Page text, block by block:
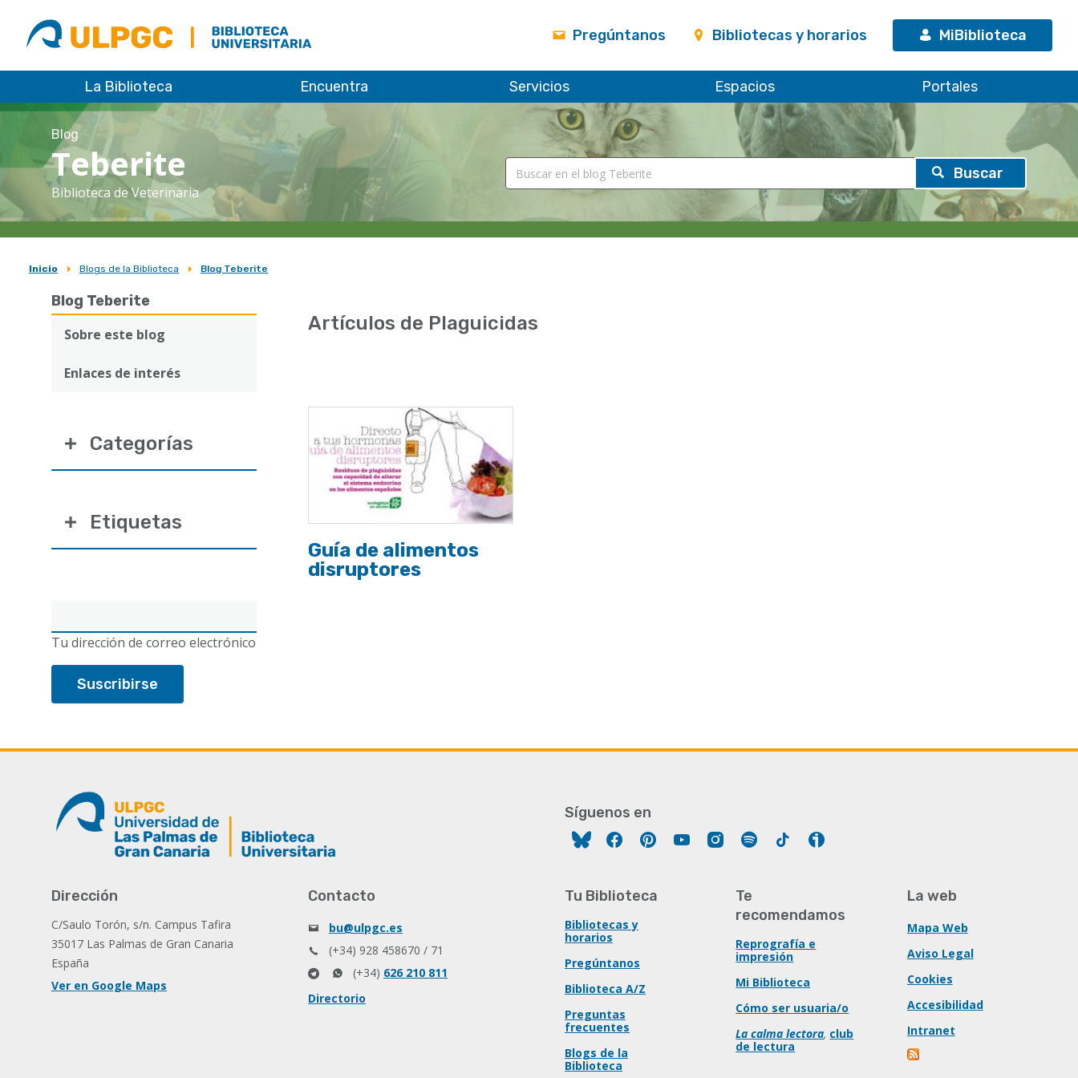
ULPGC
Biblioteca
ULPGC
Pregúntanos Bibliotecas y horarios MiBiblioteca
La Biblioteca Encuentra Servicios Espacios Portales
Blog
Teberite
Biblioteca de Veterinaria
Sobrescribir
enlaces
ayuda
navegación
Inicio Blogs de la Biblioteca Blog Teberite
Blog Teberite
Sobre este blog
Enlaces de interés
electrónico
Tu dirección de correo electrónico
Categorías
Etiquetas
Artículos de Plaguicidas
Guía de alimentos
disruptores
Síguenos en
FacebookPinterestYouTubeInstagram
Spotify Tiktok
Dirección
C/Saulo Torón, s/n. Campus Tafira
35017 Las Palmas de Gran Canaria
España
Ver en Google Maps
Contacto
bu@ulpgc.es
(+34) 928 458670 / 71
(+34) 626 210 811
Directorio
Tu Biblioteca
Bibliotecas y
horarios
Pregúntanos
Biblioteca A/Z
Preguntas
frecuentes
Blogs de la
Biblioteca
Te
recomendamos
Reprografía e
impresión
Mi Biblioteca
Cómo ser usuaria/o
La calma lectora, club
de lectura
La web
Mapa Web
Aviso Legal
Cookies
Accesibilidad
Intranet